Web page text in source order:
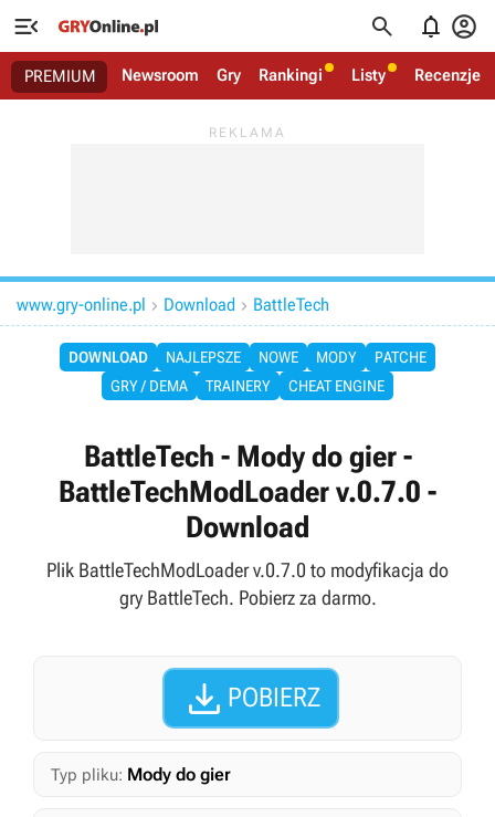
   
PREMIUM Newsroom Gry Rankingi Listy Recenzje
www.gry-online.pl  Download  BattleTech
DOWNLOAD NAJLEPSZE NOWE MODY
PATCHE
GRY / DEMA
TRAINERY CHEAT ENGINE
BattleTech - Mody do gier -
BattleTechModLoader v.0.7.0 -
Download
Plik BattleTechModLoader v.0.7.0 to modyfikacja do
gry BattleTech. Pobierz za darmo.
 POBIERZ
Typ pliku: Mody do gier